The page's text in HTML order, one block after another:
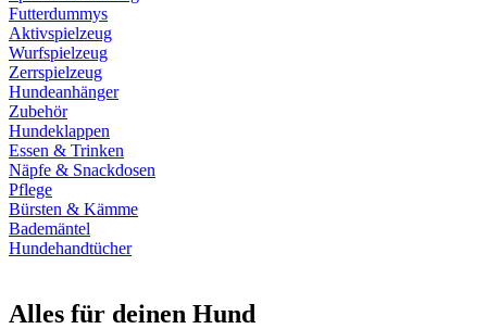
Futterdummys
Aktivspielzeug
Wurfspielzeug
Zerrspielzeug
Hundeanhänger
Zubehör
Hundeklappen
Essen & Trinken
Näpfe & Snackdosen
Pflege
Bürsten & Kämme
Bademäntel
Hundehandtücher
Alles für deinen Hund